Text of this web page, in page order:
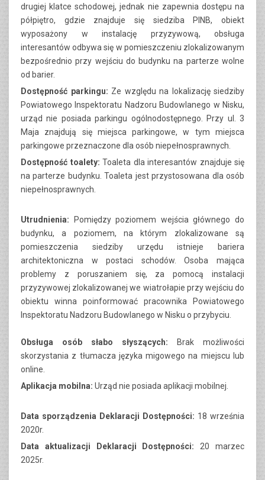
drugiej klatce schodowej, jednak nie zapewnia dostępu na
półpiętro, gdzie znajduje się siedziba PINB, obiekt
wyposażony w instalację przyzywową, obsługa
interesantów odbywa się w pomieszczeniu zlokalizowanym
bezpośrednio przy wejściu do budynku na parterze wolne
od barier.
Dostępność parkingu: Ze względu na lokalizację siedziby
Powiatowego Inspektoratu Nadzoru Budowlanego w Nisku,
urząd nie posiada parkingu ogólnodostępnego. Przy ul. 3
Maja znajdują się miejsca parkingowe, w tym miejsca
parkingowe przeznaczone dla osób niepełnosprawnych.
Dostępność toalety: Toaleta dla interesantów znajduje się
na parterze budynku. Toaleta jest przystosowana dla osób
niepełnosprawnych.
Utrudnienia: Pomiędzy poziomem wejścia głównego do
budynku, a poziomem, na którym zlokalizowane są
pomieszczenia siedziby urzędu istnieje bariera
architektoniczna w postaci schodów. Osoba mająca
problemy z poruszaniem się, za pomocą instalacji
przyzywowej zlokalizowanej we wiatrołapie przy wejściu do
obiektu winna poinformować pracownika Powiatowego
Inspektoratu Nadzoru Budowlanego w Nisku o przybyciu.
Obsługa osób słabo słyszących: Brak możliwości
skorzystania z tłumacza języka migowego na miejscu lub
online.
Aplikacja mobilna: Urząd nie posiada aplikacji mobilnej.
Data sporządzenia Deklaracji Dostępności: 18 września
2020r.
Data aktualizacji Deklaracji Dostępności: 20 marzec
2025r.